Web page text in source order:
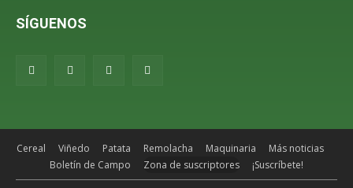
SÍGUENOS
Cereal Viñedo Patata Remolacha Maquinaria
Más noticias
Boletín de Campo
Zona de suscriptores ¡Suscríbete!